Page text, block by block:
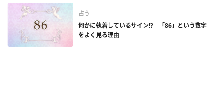
占う
何かに執着しているサイン!? 「86」という数字
をよく見る理由